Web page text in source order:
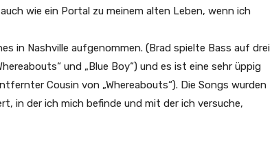
wie ein Portal zu meinem alten Leben, wenn ich
in Nashville aufgenommen. (Brad spielte Bass auf drei
und „Blue Boy“) und es ist eine sehr üppig
Cousin von „Whereabouts“). Die Songs wurden
in der ich mich befinde und mit der ich versuche,